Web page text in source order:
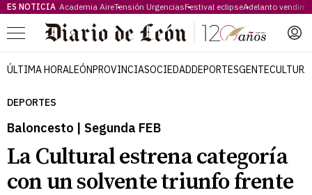
ES NOTICIA Academia AireTensión UrgenciasFestival eclipseAdelanto
Menú
ÚLTIMA HORALEÓNPROVINCIASOCIEDADDEPORTESGENTECULTURA
DEPORTES
Baloncesto | Segunda FEB
La Cultural estrena categoría
con un solvente triunfo frente